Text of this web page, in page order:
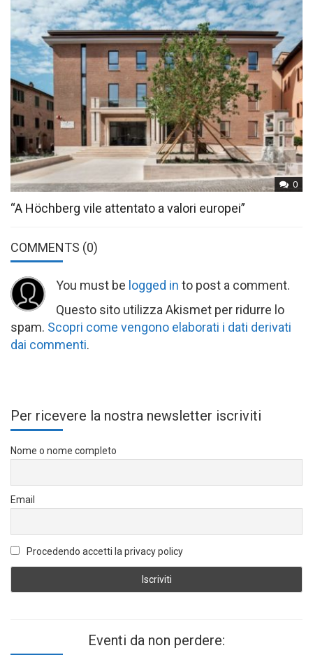
0
“A Höchberg vile attentato a valori europei”
COMMENTS (0)
You must be logged in to post a comment.
Questo sito utilizza Akismet per ridurre lo
spam. Scopri come vengono elaborati i dati derivati
dai commenti.
Per ricevere la nostra newsletter iscriviti
Nome o nome completo
Email
Procedendo accetti la privacy policy
Eventi da non perdere: